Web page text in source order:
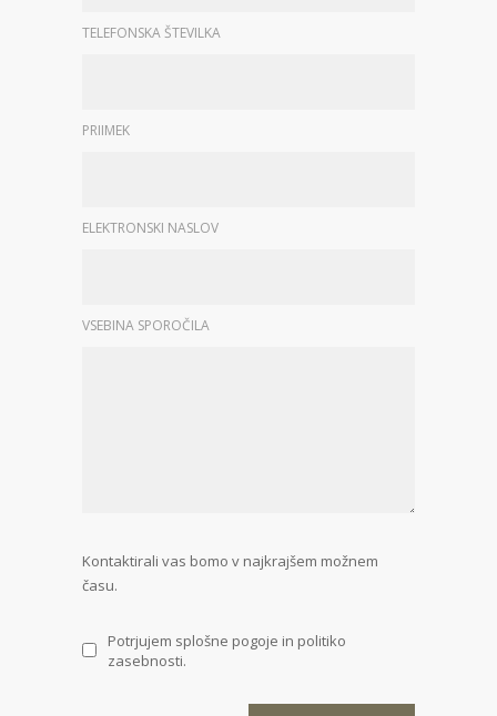
TELEFONSKA ŠTEVILKA
PRIIMEK
ELEKTRONSKI NASLOV
VSEBINA SPOROČILA
Kontaktirali vas bomo v najkrajšem možnem
času.
Potrjujem splošne pogoje in politiko
zasebnosti.